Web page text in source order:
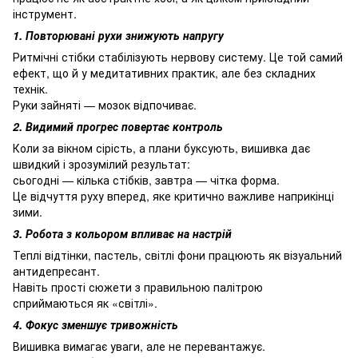
інструмент.
1. Повторювані рухи знижують напругу
Ритмічні стібки стабілізують нервову систему. Це той самий
ефект, що й у медитативних практик, але без складних
технік.
Руки зайняті — мозок відпочиває.
2. Видимий прогрес повертає контроль
Коли за вікном сірість, а плани буксують, вишивка дає
швидкий і зрозумілий результат:
сьогодні — кілька стібків, завтра — чітка форма.
Це відчуття руху вперед, яке критично важливе наприкінці
зими.
3. Робота з кольором впливає на настрій
Теплі відтінки, пастель, світлі фони працюють як візуальний
антидепресант.
Навіть прості сюжети з правильною палітрою
сприймаються як «світлі».
4. Фокус зменшує тривожність
Вишивка вимагає уваги, але не перевантажує.